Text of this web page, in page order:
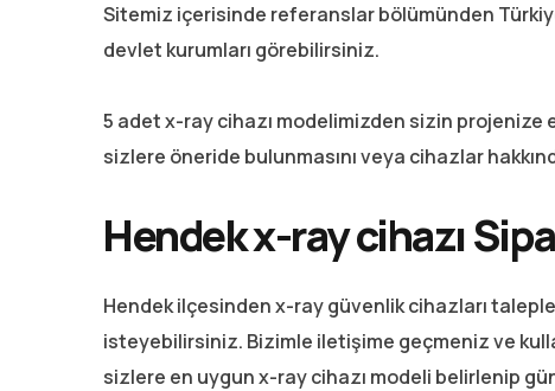
Sitemiz içerisinde referanslar bölümünden
devlet kurumları görebilirsiniz.
5 adet x-ray cihazı modelimizden sizin projenize
sizlere öneride bulunmasını veya cihazlar
Hendek x-ray cihazı
Hendek ilçesinden x-ray güvenlik cihazları
isteyebilirsiniz. Bizimle iletişime geçmeniz ve
sizlere en uygun x-ray cihazı modeli belirlenip